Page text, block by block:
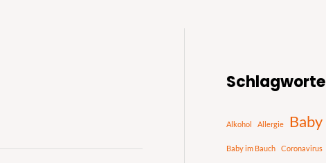
Schlagworte
Alkohol Allergie Baby
Baby im Bauch Coronavirus
c
e
n